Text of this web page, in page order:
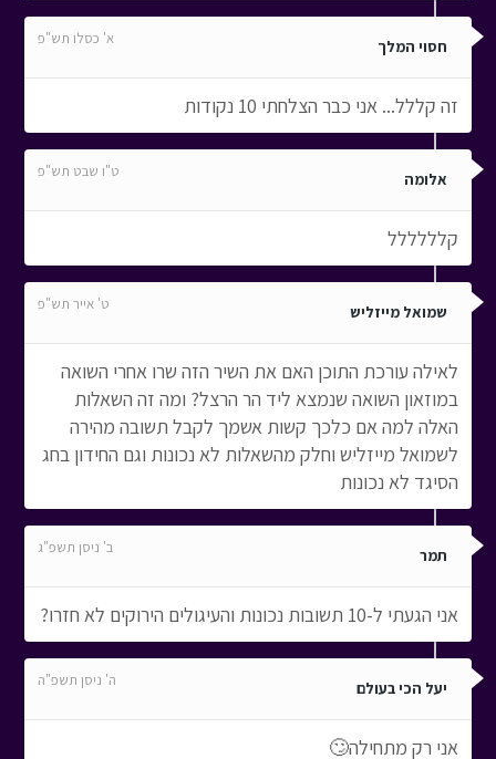
חסוי המלך א' כסלו תש"פ
זה קללל... אני כבר הצלחתי 10 נקודות
אלומה ט"ו שבט תש"פ
קלללללל
שמואל מייזליש ט' אייר תש"פ
לאילה עורכת התוכן האם את השיר הזה שרו אחרי השואה
במוזאון השואה שנמצא ליד הר הרצל? ומה זה השאלות
האלה למה אם כלכך קשות אשמך לקבל תשובה מהירה
לשמואל מייזליש וחלק מהשאלות לא נכונות וגם החידון בחג
הסיגד לא נכונות
תמר ב' ניסן תשפ"ג
אני הגעתי ל-10 תשובות נכונות והעיגולים הירוקים לא חזרו?
יעל הכי בעולם ה' ניסן תשפ"ה
אני רק מתחילה🙄